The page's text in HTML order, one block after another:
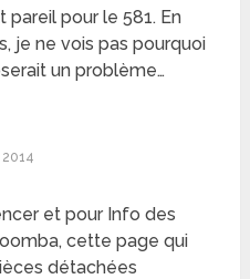
pareil pour le 581. En
je ne vois pas pourquoi
un problème…
2014
et pour Info des
cette page qui
détachées